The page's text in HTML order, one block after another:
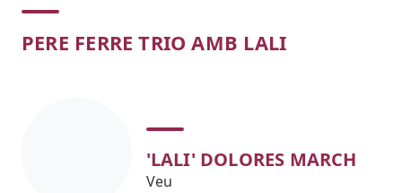
Concert
PERE FERRE TRIO AMB LALI
'LALI' DOLORES MARCH
Veu